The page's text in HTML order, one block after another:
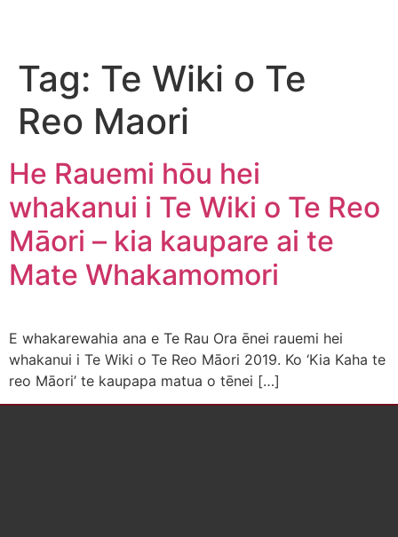
Tag: Te Wiki o Te
Reo Maori
He Rauemi hōu hei
whakanui i Te Wiki o Te Reo
Māori – kia kaupare ai te
Mate Whakamomori
E whakarewahia ana e Te Rau Ora ēnei rauemi hei
whakanui i Te Wiki o Te Reo Māori 2019. Ko ‘Kia Kaha te
reo Māori’ te kaupapa matua o tēnei […]